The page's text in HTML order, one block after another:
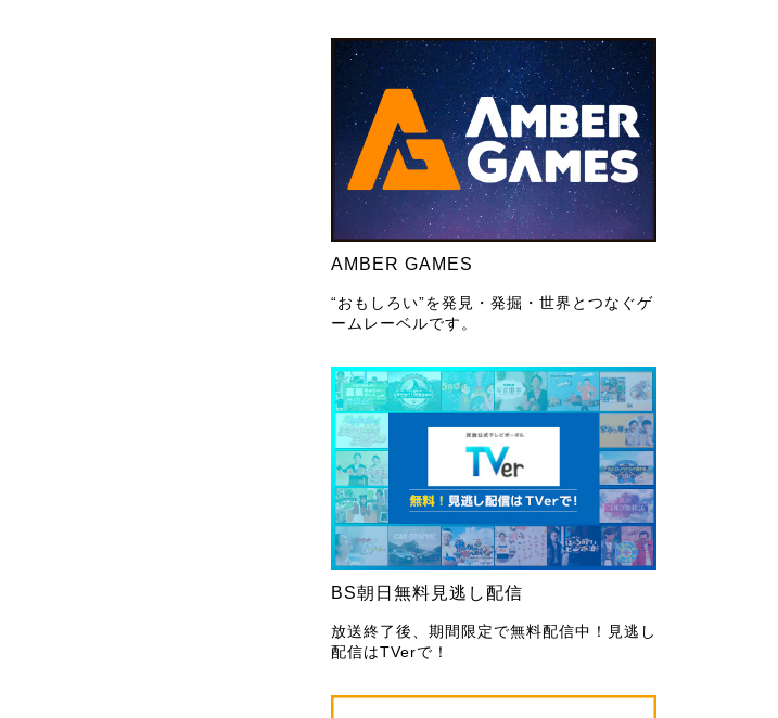
AMBER GAMES
“おもしろい”を発見・発掘・世界とつなぐゲ
ームレーベルです。
BS朝日無料見逃し配信
放送終了後、期間限定で無料配信中！見逃し
配信はTVerで！